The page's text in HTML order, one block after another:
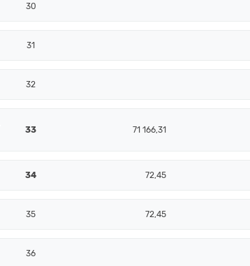
30
31
32
33 71 166,31
34 72,45
35 72,45
36